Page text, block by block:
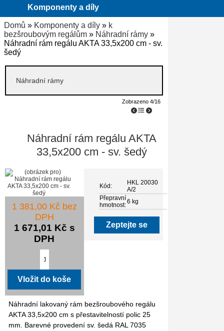
Komponenty a díly
Domů » Komponenty a díly » k
bezšroubovým regálům » Náhradní rámy »
Náhradní rám regálu AKTA 33,5x200 cm - sv.
šedý
Náhradní rámy
Zobrazeno 4/16
Náhradní rám regálu AKTA
33,5x200 cm - sv. šedý
Kód:
HKL 20030
A/2
Přepravní
hmotnost:6 kg
Zeptejte se
1 381,00 Kč bez
DPH
1 671,01 Kč s
DPH
Náhradní lakovaný rám bezšroubového regálu
AKTA 33,5x200 cm s přestavitelností polic 25
mm. Barevné provedení sv. šedá RAL 7035